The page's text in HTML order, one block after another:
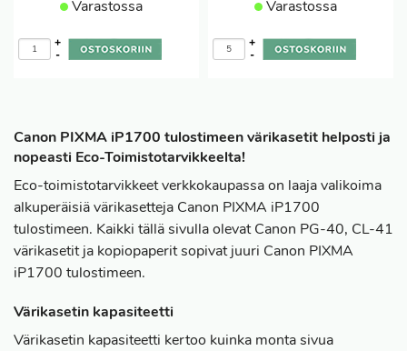
Varastossa
-
+
Varastossa
-
+
Canon PIXMA iP1700 tulostimeen värikasetit helposti ja
nopeasti Eco-Toimistotarvikkeelta!
Eco-toimistotarvikkeet verkkokaupassa on laaja valikoima
alkuperäisiä värikasetteja Canon PIXMA iP1700
tulostimeen. Kaikki tällä sivulla olevat Canon PG-40, CL-41
värikasetit ja kopiopaperit sopivat juuri Canon PIXMA
iP1700 tulostimeen.
Värikasetin kapasiteetti
Värikasetin kapasiteetti kertoo kuinka monta sivua